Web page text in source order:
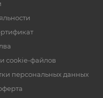
cookie-файлов
персональных данных